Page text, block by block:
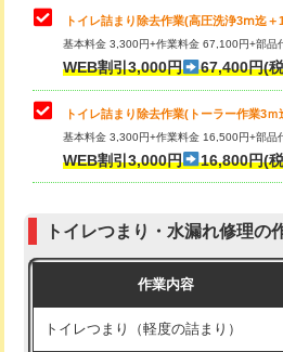
トイレ詰まり除去作業(高圧洗浄3ⅿ迄
基本料金 3,300円+作業料金 67,100円+部品
WEB割引3,000円 67,400円(
トイレ詰まり除去作業(トーラー作業3ｍ
基本料金 3,300円+作業料金 16,500円+部品
WEB割引3,000円 16,800円(
トイレつまり・水漏れ修理の
作業内容
トイレつまり（軽度の詰まり）